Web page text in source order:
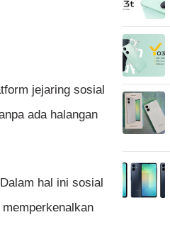
jejaring sosial
ada halangan
hal ini sosial